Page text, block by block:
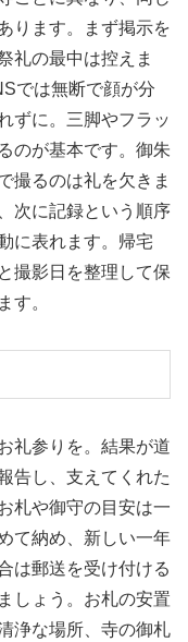
ります。まず掲示を
礼の最中は控えま
では無断で顔が分
ずに。三脚やフラッ
のが基本です。御朱
撮るのは礼を欠きま
次に記録という順序
に表れます。帰宅
撮影日を整理して保
す。
礼参りを。結果が道
告し、支えてくれた
札や御守の目安は一
て納め、新しい一年
は郵送を受け付ける
しょう。お札の安置
浄な場所、寺の御札